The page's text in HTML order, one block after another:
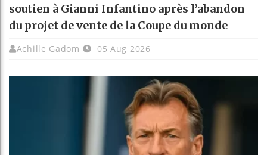
soutien à Gianni Infantino après l’abandon
du projet de vente de la Coupe du monde
Achille Gadom 05 Aug 2026